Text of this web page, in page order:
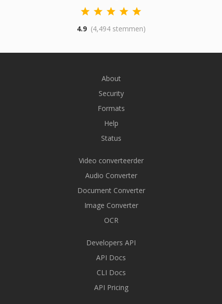
4.9 (4,494 stemmen)
About
Security
Formats
Help
Status
Video converteerder
Audio Converter
Document Converter
Image Converter
OCR
Developers API
API Docs
CLI Docs
API Pricing